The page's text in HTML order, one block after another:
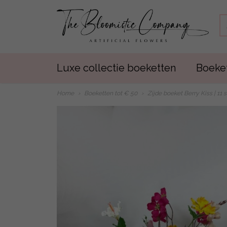
Luxe collectie boeketten
Home Boeketten tot € 50 Zijde boeket Berry Kiss | 11